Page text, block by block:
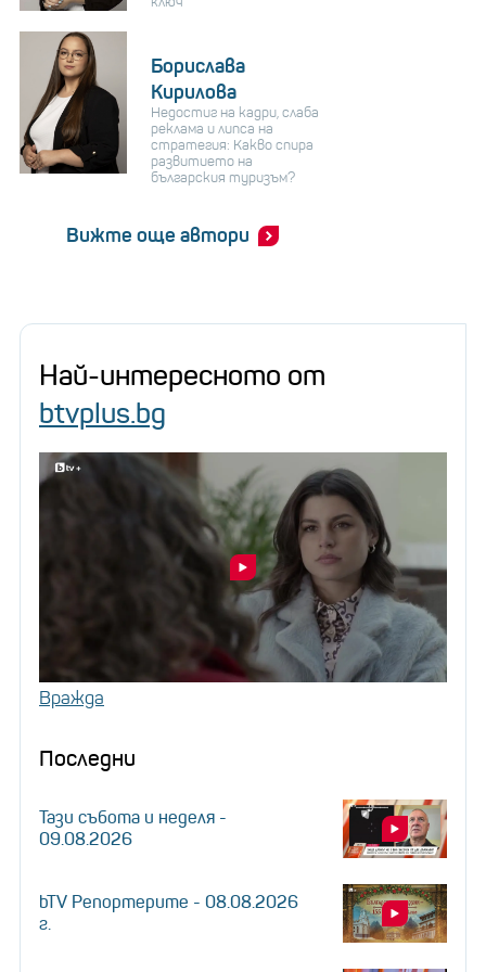
Борислава
Кирилова
Недостиг на кадри, слаба
реклама и липса на
стратегия: Какво спира
развитието на
българския туризъм?
Вижте още автори
Най-интересното от
btvplus.bg
Вражда
Последни
Тази събота и неделя -
09.08.2026
bTV Репортерите - 08.08.2026
г.